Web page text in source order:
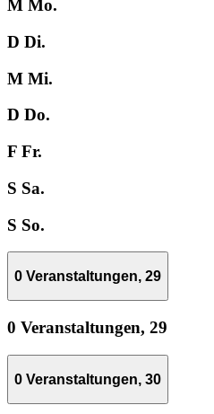
M Mo.
D Di.
M Mi.
D Do.
F Fr.
S Sa.
S So.
0 Veranstaltungen, 29
0 Veranstaltungen, 29
0 Veranstaltungen, 30